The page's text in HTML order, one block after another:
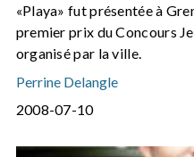
«Playa» fut présentée à
premier prix du Concours
organisé par la ville.
Perrine Delangle
2008-07-10